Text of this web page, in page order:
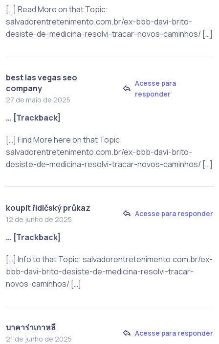
[…] Read More on that Topic:
salvadorentretenimento.com.br/ex-bbb-davi-brito-
desiste-de-medicina-resolvi-tracar-novos-caminhos/ […]
best las vegas seo
company
27 de maio de 2025
Acesse para
responder
… [Trackback]
[…] Find More here on that Topic:
salvadorentretenimento.com.br/ex-bbb-davi-brito-
desiste-de-medicina-resolvi-tracar-novos-caminhos/ […]
koupit řidičský průkaz
12 de junho de 2025
Acesse para responder
… [Trackback]
[…] Info to that Topic: salvadorentretenimento.com.br/ex-
bbb-davi-brito-desiste-de-medicina-resolvi-tracar-
novos-caminhos/ […]
บาคาร่าเกาหลี
21 de junho de 2025
Acesse para responder